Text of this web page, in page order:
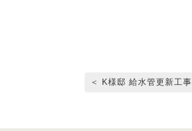
＜ K様邸 給水管更新工事